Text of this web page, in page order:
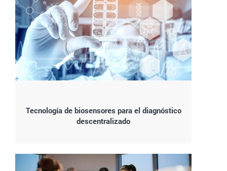
Tecnología de biosensores para el diagnóstico
descentralizado